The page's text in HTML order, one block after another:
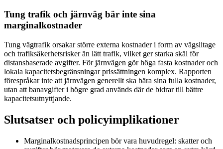
Tung trafik och järnväg bär inte sina
marginalkostnader
Tung vägtrafik orsakar större externa kostnader i form av vägslitage
och trafiksäkerhetsrisker än lätt trafik, vilket ger starka skäl för
distansbaserade avgifter. För järnvägen gör höga fasta kostnader och
lokala kapacitetsbegränsningar prissättningen komplex. Rapporten
förespråkar inte att järnvägen generellt ska bära sina fulla kostnader,
utan att banavgifter i högre grad används där de bidrar till bättre
kapacitetsutnyttjande.
Slutsatser och policyimplikationer
Marginalkostnadsprincipen bör vara huvudregel: skatter och